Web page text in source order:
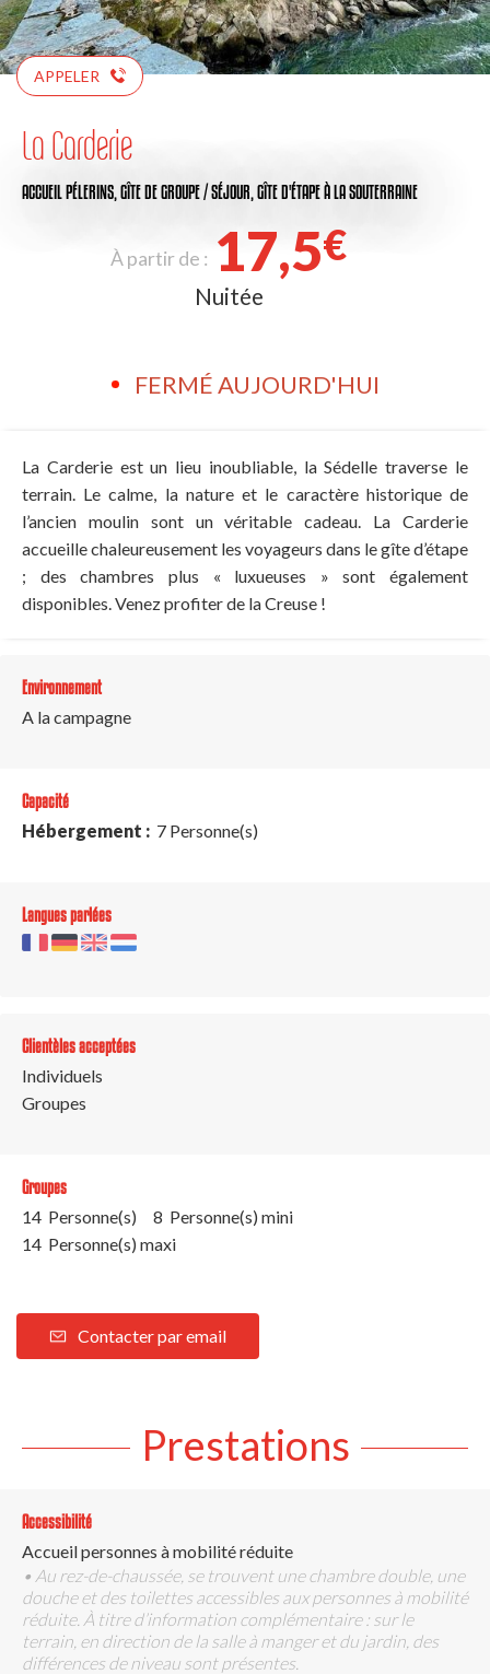
APPELER
La Carderie
ACCUEIL PÉLERINS, GÎTE DE GROUPE / SÉJOUR, GÎTE D'ÉTAPEÀ LA SOUTERRAINE
À partir de : 17,5€
Nuitée
FERMÉ AUJOURD'HUI
La Carderie est un lieu inoubliable, la Sédelle traverse le
terrain. Le calme, la nature et le caractère historique de
l’ancien moulin sont un véritable cadeau. La Carderie
accueille chaleureusement les voyageurs dans le gîte d’étape
; des chambres plus « luxueuses » sont également
disponibles. Venez profiter de la Creuse !
Environnement
A la campagne
Capacité
Hébergement : 7 Personne(s)
Langues parlées
Clientèles acceptées
Individuels
Groupes
Groupes
14 Personne(s)
8 Personne(s) mini
14 Personne(s) maxi
Contacter par email
Prestations
Accessibilité
Accueil personnes à mobilité réduite
• Au rez-de-chaussée, se trouvent une chambre double, une
douche et des toilettes accessibles aux personnes à mobilité
réduite. À titre d’information complémentaire : sur le
terrain, en direction de la salle à manger et du jardin, des
différences de niveau sont présentes.